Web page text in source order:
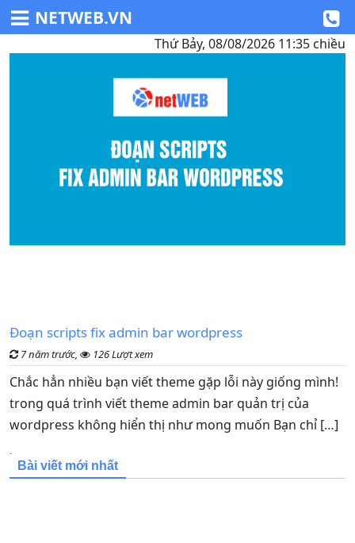
NETWEB.VN
Thứ Bảy, 08/08/2026 11:35 chiều
Đoạn scripts fix admin bar wordpress
7 năm trước, 126 Lượt xem
Chắc hẳn nhiều bạn viết theme gặp lỗi này giống mình!
trong quá trình viết theme admin bar quản trị của
wordpress không hiển thị như mong muốn Bạn chỉ […]
Bài viết mới nhất